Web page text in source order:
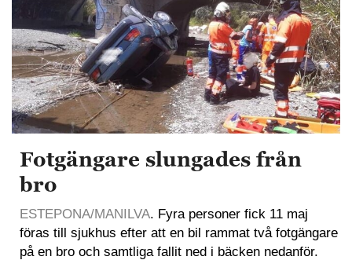
Fotgängare slungades från
bro
ESTEPONA/MANILVA. Fyra personer fick 11 maj
föras till sjukhus efter att en bil rammat två fotgängare
på en bro och samtliga fallit ned i bäcken nedanför.